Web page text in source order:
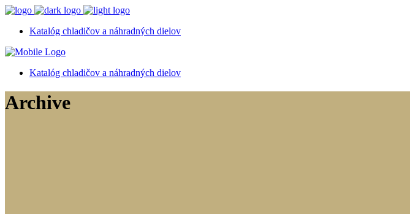
Katalóg chladičov a náhradných dielov
Katalóg chladičov a náhradných dielov
Archive